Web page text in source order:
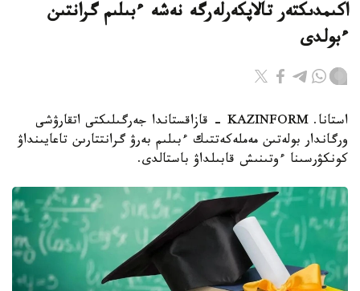
اكىمدىكتەر تالاپكەرلەرگە نەشە ءبىلىم گرانتىن
ءبولدى
استانا. KAZINFORM - قازاقستاندا جەرگىلىكتى اتقارۋشى
ورگاندار بولەتىن مەملەكەتتىك ءبىلىم بەرۋ گرانتتارىن تاعايىنداۋ
كونكۋرسىنا ءوتىنىش قابىلداۋ باستالدى.